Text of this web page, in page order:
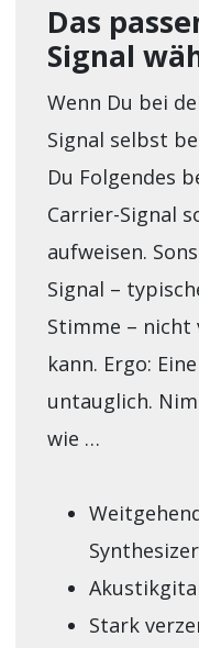
Das
Signal
Wenn Du bei
Signal selbst
Du Folgendes
Carrier-Signal
aufweisen.
Signal –
Stimme – nicht
kann. Ergo:
untauglich.
wie …
Stark